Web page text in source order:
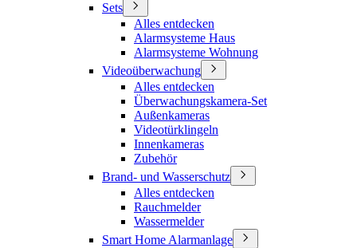
Sets
Alles entdecken
Alarmsysteme Haus
Alarmsysteme Wohnung
Videoüberwachung
Alles entdecken
Überwachungskamera-Set
Außenkameras
Videotürklingeln
Innenkameras
Zubehör
Brand- und Wasserschutz
Alles entdecken
Rauchmelder
Wassermelder
Smart Home Alarmanlage